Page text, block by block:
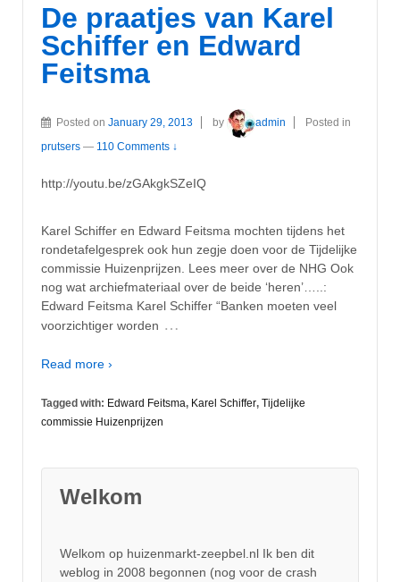
De praatjes van Karel
Schiffer en Edward
Feitsma
Posted on January 29, 2013 by admin
Posted in
prutsers — 110 Comments ↓
http://youtu.be/zGAkgkSZeIQ
Karel Schiffer en Edward Feitsma mochten tijdens het
rondetafelgesprek ook hun zegje doen voor de Tijdelijke
commissie Huizenprijzen. Lees meer over de NHG Ook
nog wat archiefmateriaal over de beide ‘heren’…..:
Edward Feitsma Karel Schiffer “Banken moeten veel
voorzichtiger worden …
Read more ›
Tagged with: Edward Feitsma, Karel Schiffer, Tijdelijke
commissie Huizenprijzen
Welkom
Welkom op huizenmarkt-zeepbel.nl Ik ben dit
weblog in 2008 begonnen (nog voor de crash